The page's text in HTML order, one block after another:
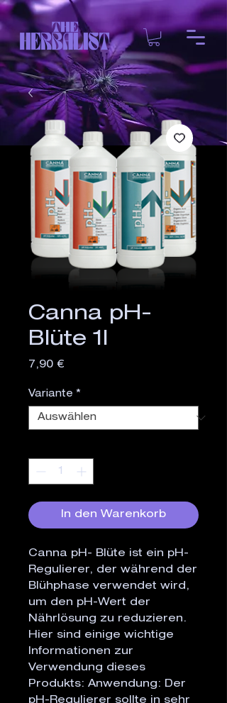
Canna pH-
Blüte 1l
7,90 €Preis
Variante *
In den Warenkorb
Canna pH- Blüte ist ein pH-
Regulierer, der während der
Blühphase verwendet wird,
um den pH-Wert der
Nährlösung zu reduzieren.
Hier sind einige wichtige
Informationen zur
Verwendung dieses
Produkts: Anwendung: Der
pH-Regulierer sollte in sehr